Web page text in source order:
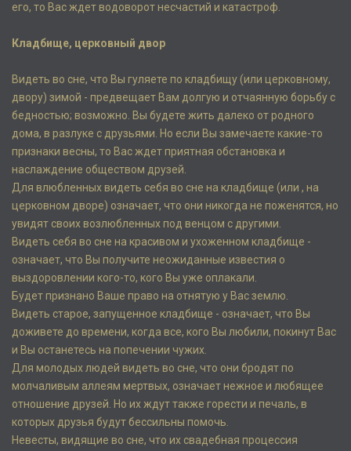
его, то Вас ждет водоворот несчастий и катастроф.
Кладбище, церковный двор
Видеть во сне, что Вы гуляете по кладбищу (или церковному,
двору) зимой - предвещает Вам долгую и отчаянную борьбу с
бедностью; возможно. Вы будете жить далеко от родного
дома, в разлуке с друзьями. Но если Вы замечаете какие-то
признаки весны, то Вас ждет приятная обстановка и
наслаждение обществом друзей.
Для влюбленных видеть себя во сне на кладбище (или , на
церковном дворе) означает, что они никогда не поженятся, но
увидят своих возлюбленных под венцом с другими.
Видеть себя во сне на красивом и ухоженном кладбище -
означает, что Вы получите неожиданные известия о
выздоровлении кого-то, кого Вы уже оплакали.
Будет признано Ваше право на отнятую у Вас землю.
Видеть старое, запущенное кладбище - означает, что Вы
доживете до времени, когда все, кого Вы любили, покинут Вас
и Вы останетесь на попечении чужих.
Для молодых людей видеть во сне, что они бродят по
молчаливым аллеям мертвых, означает нежное и любящее
отношение друзей. Но их ждут также горести и печаль, в
которых друзья будут бессильны помочь.
Невесты, видящие во сне, что их свадебная процессия